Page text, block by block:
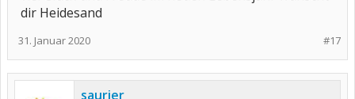
dir Heidesand
#17
31. Januar 2020
saurier